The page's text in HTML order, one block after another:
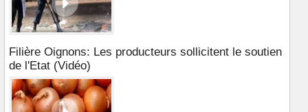
Filière Oignons: Les producteurs sollicitent le soutien
de l'Etat (Vidéo)